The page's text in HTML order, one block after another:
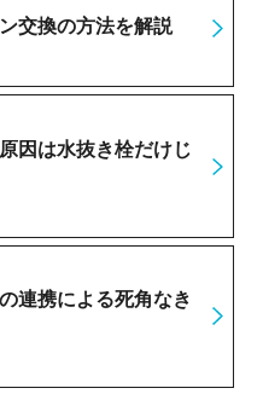
交換の方法を解説
因は水抜き栓だけじ
連携による死角なき